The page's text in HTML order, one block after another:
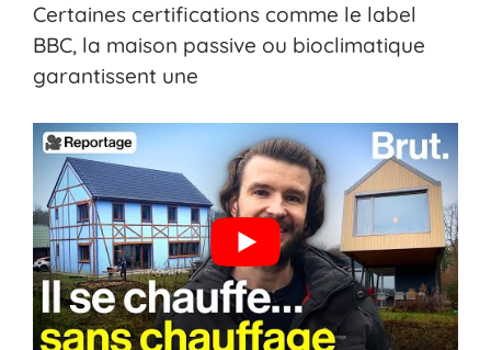
Certaines certifications comme le label
BBC, la maison passive ou bioclimatique
garantissent une